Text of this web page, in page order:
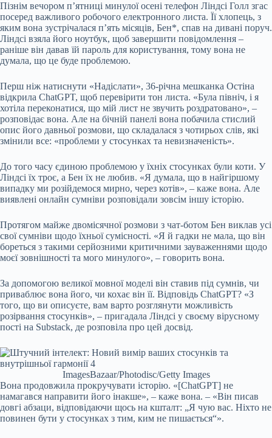
Пізнім вечором п’ятниці минулої осені телефон Ліндсі Голл згас
посеред важливого робочого електронного листа. Її хлопець, з
яким вона зустрічалася п’ять місяців, Бен*, спав на дивані поруч.
Ліндсі взяла його ноутбук, щоб завершити повідомлення –
раніше він давав їй пароль для користування, тому вона не
думала, що це буде проблемою.
Перш ніж натиснути «Надіслати», 36-річна мешканка Остіна
відкрила ChatGPT, щоб перевірити тон листа. «Була північ, і я
хотіла переконатися, що мій лист не звучить роздратовано», –
розповідає вона. Але на бічній панелі вона побачила стислий
опис його давньої розмови, що складалася з чотирьох слів, які
змінили все: «проблеми у стосунках та невизначеність».
До того часу єдиною проблемою у їхніх стосунках були коти. У
Ліндсі їх троє, а Бен їх не любив. «Я думала, що в найгіршому
випадку ми розійдемося мирно, через котів», – каже вона. Але
виявлені онлайн сумніви розповідали зовсім іншу історію.
Протягом майже двомісячної розмови з чат-ботом Бен виклав усі
свої сумніви щодо їхньої сумісності. «Я й гадки не мала, що він
бореться з такими серйозними критичними зауваженнями щодо
моєї зовнішності та мого минулого», – говорить вона.
За допомогою великої мовної моделі він ставив під сумнів, чи
приваблює вона його, чи кохає він її. Відповідь ChatGPT? «З
того, що ви описуєте, вам варто розглянути можливість
розірвання стосунків», – пригадала Ліндсі у своєму вірусному
пості на Substack, де розповіла про цей досвід.
ImagesBazaar/Photodisc/Getty Images
Вона продовжила прокручувати історію. «[ChatGPT] не
намагався направити його інакше», – каже вона. – «Він писав
довгі абзаци, відповідаючи щось на кшталт: „Я чую вас. Ніхто не
повинен бути у стосунках з тим, ким не пишається“».